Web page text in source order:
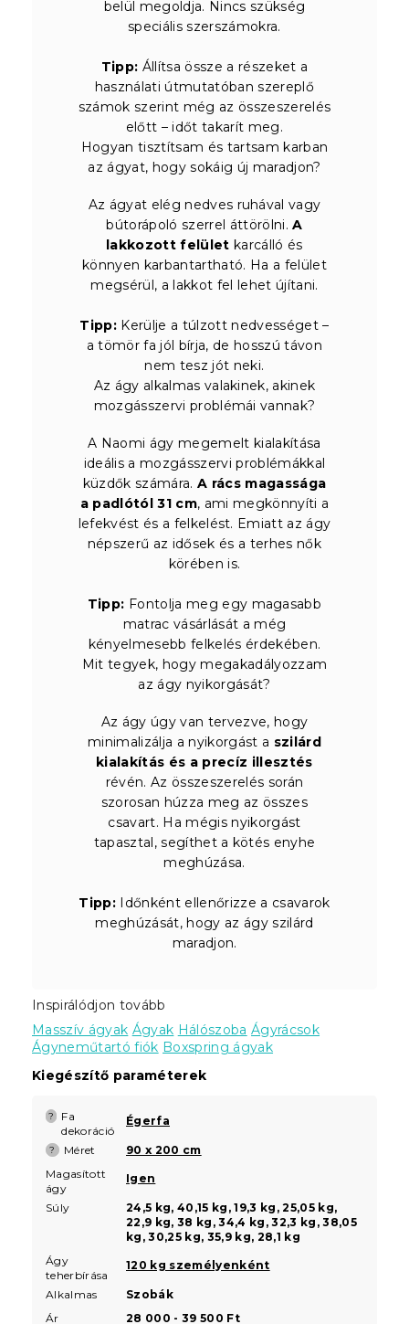
belül megoldja. Nincs szükség
speciális szerszámokra.
Tipp: Állítsa össze a részeket a
használati útmutatóban szereplő
számok szerint még az összeszerelés
előtt – időt takarít meg.
Hogyan tisztítsam és tartsam karban
az ágyat, hogy sokáig új maradjon?
Az ágyat elég nedves ruhával vagy
bútorápoló szerrel áttörölni.A
lakkozott felület karcálló és
könnyen karbantartható. Ha a felület
megsérül, a lakkot fel lehet újítani.
Tipp: Kerülje a túlzott nedvességet –
a tömör fa jól bírja, de hosszú távon
nem tesz jót neki.
Az ágy alkalmas valakinek, akinek
mozgásszervi problémái vannak?
A Naomi ágy megemelt kialakítása
ideális a mozgásszervi problémákkal
küzdők számára. A rács magassága
a padlótól 31 cm, ami megkönnyíti a
lefekvést és a felkelést. Emiatt az ágy
népszerű az idősek és a terhes nők
körében is.
Tipp: Fontolja meg egy magasabb
matrac vásárlását a még
kényelmesebb felkelés érdekében.
Mit tegyek, hogy megakadályozzam
az ágy nyikorgását?
Az ágy úgy van tervezve, hogy
minimalizálja a nyikorgást a szilárd
kialakítás és a precíz illesztés
révén. Az összeszerelés során
szorosan húzza meg az összes
csavart. Ha mégis nyikorgást
tapasztal, segíthet a kötés enyhe
meghúzása.
Tipp: Időnként ellenőrizze a csavarok
meghúzását, hogy az ágy szilárd
maradjon.
Inspirálódjon tovább
Masszív ágyak Ágyak Hálószoba Ágyrácsok
Ágyneműtartó fiók Boxspring ágyak
Kiegészítő paraméterek
?
Fa
dekoráció
Égerfa
? Méret
90 x 200 cm
Magasított
ágy
Igen
Súly
24,5 kg, 40,15 kg, 19,3 kg, 25,05 kg,
22,9 kg, 38 kg, 34,4 kg, 32,3 kg, 38,05
kg, 30,25 kg, 35,9 kg, 28,1 kg
Ágy
teherbírása
120 kg személyenként
Alkalmas
Szobák
Ár
28 000 - 39 500 Ft